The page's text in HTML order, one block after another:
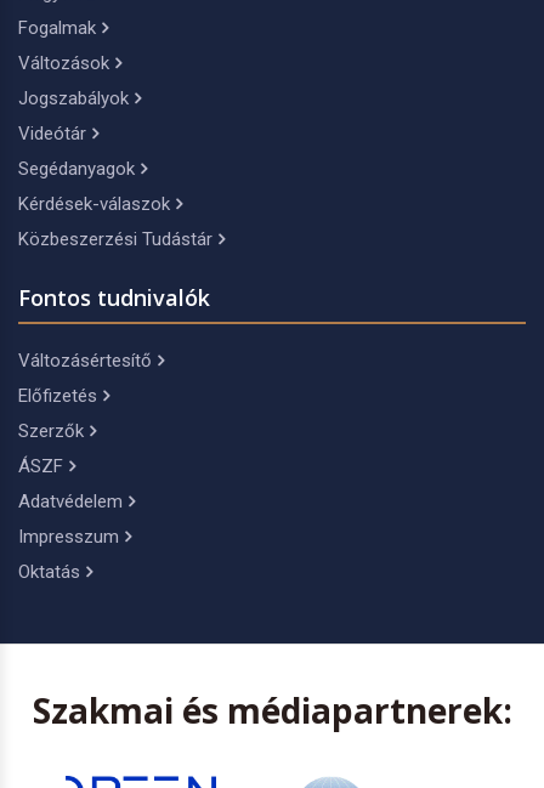
Fogalmak
Változások
Jogszabályok
Videótár
Segédanyagok
Kérdések-válaszok
Közbeszerzési Tudástár
Fontos tudnivalók
Változásértesítő
Előfizetés
Szerzők
ÁSZF
Adatvédelem
Impresszum
Oktatás
Szakmai és médiapartnerek: